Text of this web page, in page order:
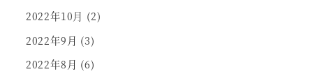
2022年10月 (2)
2022年9月 (3)
2022年8月 (6)